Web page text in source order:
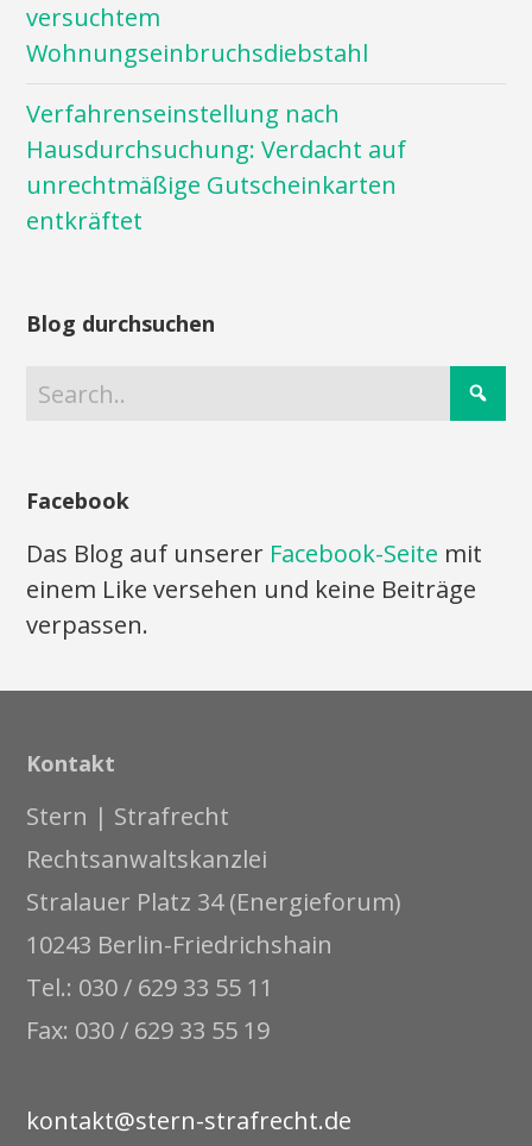
versuchtem
Wohnungseinbruchsdiebstahl
Verfahrenseinstellung nach
Hausdurchsuchung: Verdacht auf
unrechtmäßige Gutscheinkarten
entkräftet
Blog durchsuchen
Facebook
Das Blog auf unserer Facebook-Seite mit
einem Like versehen und keine Beiträge
verpassen.
Kontakt
Stern | Strafrecht
Rechtsanwaltskanzlei
Stralauer Platz 34 (Energieforum)
10243 Berlin-Friedrichshain
Tel.: 030 / 629 33 55 11
Fax: 030 / 629 33 55 19
kontakt@stern-strafrecht.de